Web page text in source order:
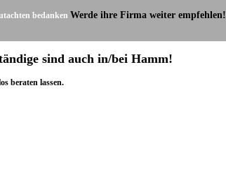
bedanken Werde ihre Firma weiter empfehlen!
sind auch in/bei Hamm!
beraten lassen.